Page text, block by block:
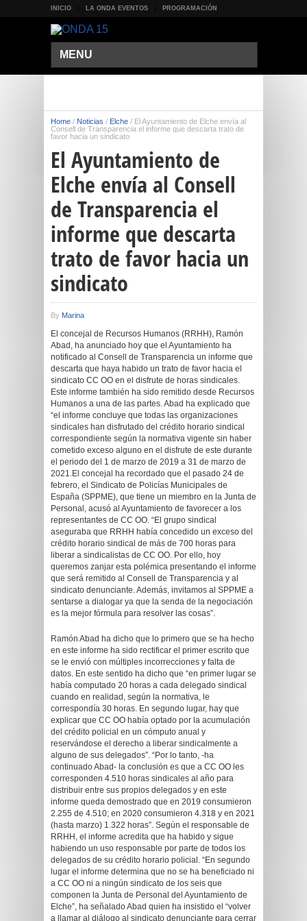
INICIO LA ONDA EVENTOS PROGRAMACIÓN
MENU
Home / Noticias / Elche / El Ayuntamiento de Elche envía al
Consell de Transparencia el informe que descarta trato de
favor hacia un sindicato
El Ayuntamiento de
Elche envía al Consell
de Transparencia el
informe que descarta
trato de favor hacia un
sindicato
By Marina
El concejal de Recursos Humanos (RRHH), Ramón
Abad, ha anunciado hoy que el Ayuntamiento ha
notificado al Consell de Transparencia un informe que
descarta que haya habido un trato de favor hacia el
sindicato CC OO en el disfrute de horas sindicales.
Este informe también ha sido remitido desde Recursos
Humanos a una de las partes. Abad ha explicado que
“el informe concluye que todas las organizaciones
sindicales han disfrutado del crédito horario sindical
correspondiente según la normativa vigente sin haber
cometido exceso alguno en el disfrute de este durante
el periodo del 1 de marzo de 2019 a 31 de marzo de
2021.El concejal ha recordado que el pasado 24 de
febrero, el Sindicato de Policías Municipales de
España (SPPME), que tiene un miembro en la Junta de
Personal, acusó al Ayuntamiento de favorecer a los
representantes de CC OO. “El grupo sindical
aseguraba que RRHH había concedido un exceso del
crédito horario sindical de más de 700 horas para
liberar a sindicalistas de CC OO. Por ello, hoy
queremos zanjar esta polémica presentando el informe
que será remitido al Consell de Transparencia y al
sindicato denunciante. Además, invitamos al SPPME a
sentarse a dialogar ya que la senda de la negociación
es la mejor fórmula para resolver las cosas”.
Ramón Abad ha dicho que lo primero que se ha hecho
en este informe ha sido rectificar el primer escrito que
se le envió con múltiples incorrecciones y falta de
datos. En este sentido ha dicho que “en primer lugar se
había computado 20 horas a cada delegado sindical
cuando en realidad, según la normativa, le
correspondía 30 horas. En segundo lugar, hay que
explicar que CC OO había optado por la acumulación
del crédito policial en un cómputo anual y
reservándose el derecho a liberar sindicalmente a
alguno de sus delegados”. “Por lo tanto, -ha
continuado Abad- la conclusión es que a CC OO les
corresponden 4.510 horas sindicales al año para
distribuir entre sus propios delegados y en este
informe queda demostrado que en 2019 consumieron
2.255 de 4.510; en 2020 consumieron 4.318 y en 2021
(hasta marzo) 1.322 horas”. Según el responsable de
RRHH, el informe acredita que ha habido y sigue
habiendo un uso responsable por parte de todos los
delegados de su crédito horario policial. “En segundo
lugar el informe determina que no se ha beneficiado ni
a CC OO ni a ningún sindicato de los seis que
componen la Junta de Personal del Ayuntamiento de
Elche”, ha señalado Abad quien ha insistido el “volver
a llamar al diálogo al sindicato denunciante para cerrar